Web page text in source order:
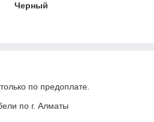
Черный
по предоплате.
по г. Алматы